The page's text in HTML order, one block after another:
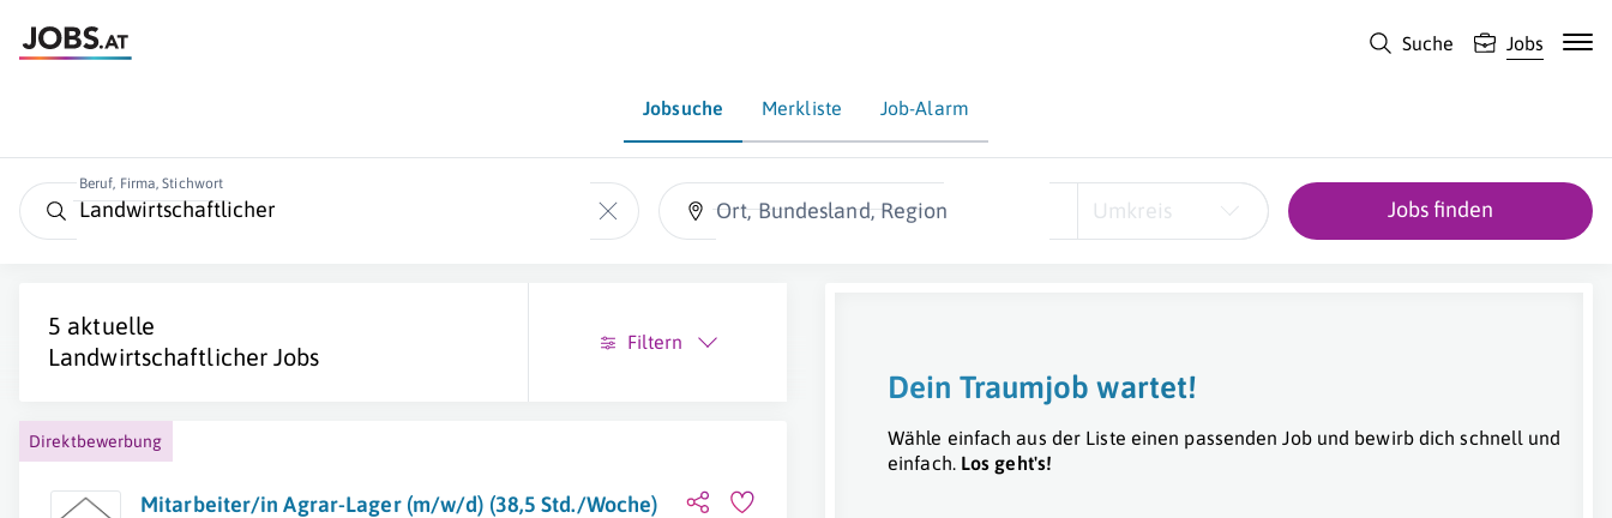
Suche Jobs
Jobsuche Merkliste Job-Alarm
Beruf, Firma, Stichwort
Ort, Bundesland, Region Umkreis Jobs finden
5 aktuelle
Landwirtschaftlicher Jobs
Filtern
Direktbewerbung
Mitarbeiter/in Agrar-Lager (m/w/d) (38,5 Std./Woche)
Dein Traumjob wartet!
Wähle einfach aus der Liste einen passenden Job und bewirb dich schnell und
einfach. Los geht's!